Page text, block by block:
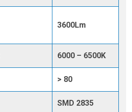
3600Lm
6000 – 6500K
> 80
SMD 2835